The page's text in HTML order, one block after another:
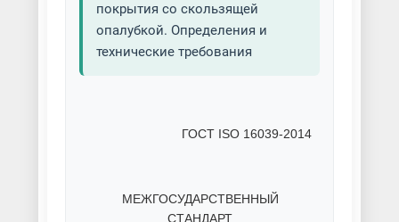
покрытия со скользящей
опалубкой. Определения и
технические требования